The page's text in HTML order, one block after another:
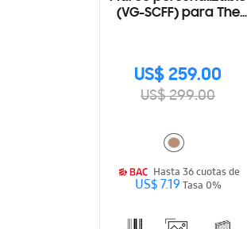
(VG-SCFF) para The
US$ 259.00
US$ 299.00
Hasta 36 cuotas de
US$ 7.19Tasa 0%